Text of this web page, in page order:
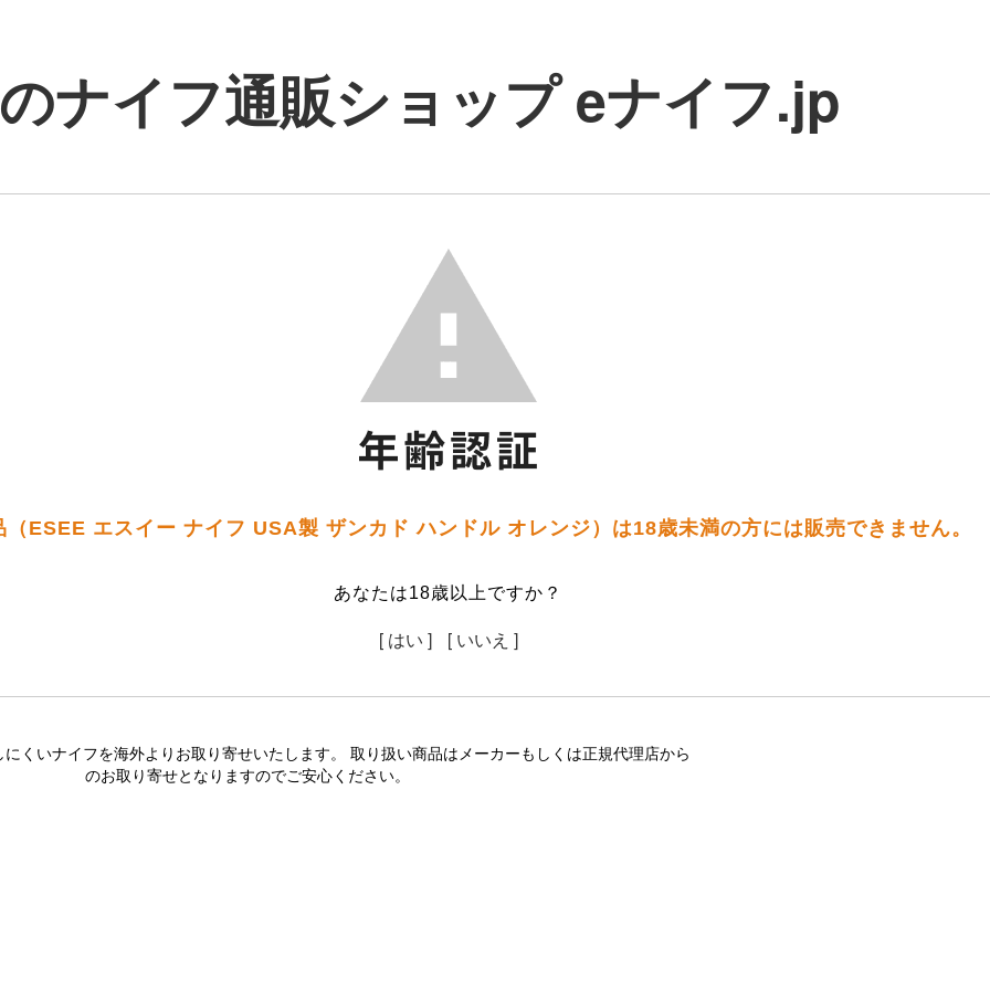
ナイフ通販ショップ eナイフ.jp
（ESEE エスイー ナイフ USA製 ザンカド ハンドル オレンジ）は18歳未満の方には販売できません。
あなたは18歳以上ですか？
[ はい ] [ いいえ ]
くいナイフを海外よりお取り寄せいたします。 取り扱い商品はメーカーもしくは正規代理店から
のお取り寄せとなりますのでご安心ください。